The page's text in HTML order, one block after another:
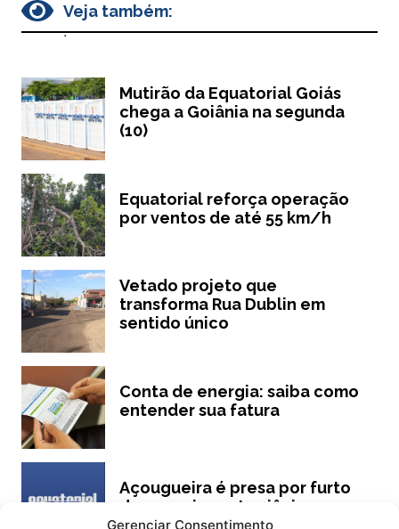
Gerenciar Consentimento
Veja também:
.
Mutirão da Equatorial Goiás
chega a Goiânia na segunda
(10)
Equatorial reforça operação
por ventos de até 55 km/h
Vetado projeto que
transforma Rua Dublin em
sentido único
Conta de energia: saiba como
entender sua fatura
Açougueira é presa por furto
de energia em Luziânia